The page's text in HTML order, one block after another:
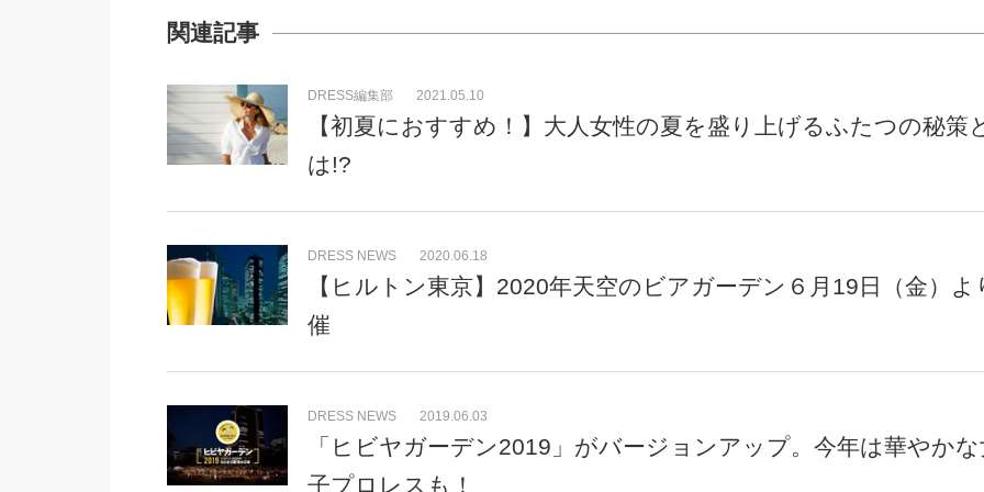
関連記事
【初夏におすすめ！】大人女性の夏を盛り上げるふたつの秘策
は!?
DRESS編集部 2021.05.10
【ヒルトン東京】2020年天空のビアガーデン６月19日（金）よ
催
DRESS NEWS 2020.06.18
「ヒビヤガーデン2019」がバージョンアップ。今年は華やかな
子プロレスも！
DRESS NEWS 2019.06.03